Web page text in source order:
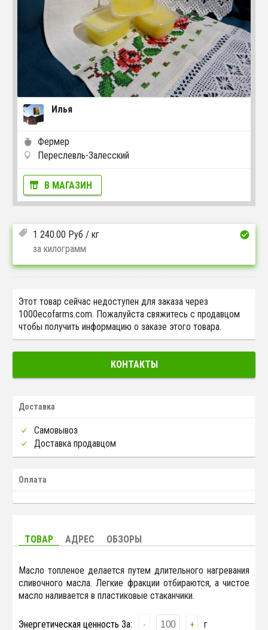
Илья
Фермер
Переслевль-Залесский
В МАГАЗИН
1 240.00 Руб / кг
за килограмм
Этот товар сейчас недоступен для заказа через
1000ecofarms.com. Пожалуйста свяжитесь с продавцом
чтобы получить информацию о заказе этого товара.
КОНТАКТЫ
Доставка
Самовывоз
Доставка продавцом
Оплата
ТОВАР АДРЕС ОБЗОРЫ
Масло топленое делается путем длительного нагревания
сливочного масла. Легкие фракции отбираются, а чистое
масло наливается в пластиковые стаканчики.
Энергетическая ценность За: - + г